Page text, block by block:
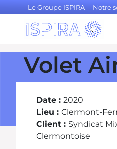
Le Groupe ISPIRA Notre
Volet
Date : 2020
Lieu : Clermont-
Client : Syndicat
Clermontoise